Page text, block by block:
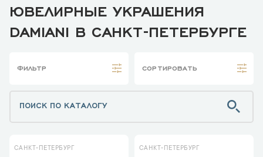
ЮВЕЛИРНЫЕ УКРАШЕНИЯ
DAMIANI В САНКТ-ПЕТЕРБУРГЕ
ФИЛЬТР СОРТИРОВАТЬ
САНКТ-ПЕТЕРБУРГ САНКТ-ПЕТЕРБУРГ